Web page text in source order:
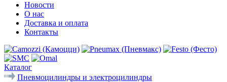
Новости
О нас
Доставка и оплата
Контакты
Каталог
Пневмоцилиндры и электроцилиндры